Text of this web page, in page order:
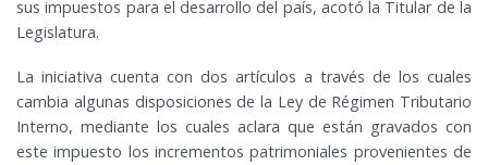
sus impuestos para el desarrollo del país, acotó la Titular de la
Legislatura.
La iniciativa cuenta con dos artículos a través de los cuales
cambia algunas disposiciones de la Ley de Régimen Tributario
Interno, mediante los cuales aclara que están gravados con
este impuesto los incrementos patrimoniales provenientes de